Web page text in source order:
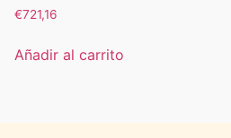
€721,16
Añadir al carrito